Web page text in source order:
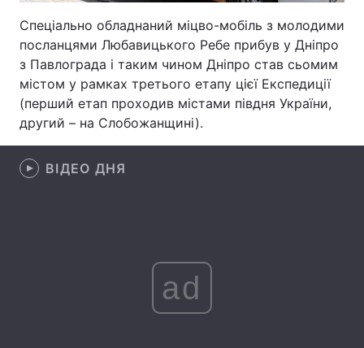
Екологія Регіони
Лонгріди
Відео з Youtube Статті
Спеціально обладнаний міцво-мобіль з молодими
посланцями Любавицького Ребе прибув у Дніпро
з Павлограда і таким чином Дніпро став сьомим
містом у рамках третього етапу цієї Експедиції
(перший етап проходив містами півдня України,
другий – на Слобожанщині).
ВІДЕО ДНЯ
ad